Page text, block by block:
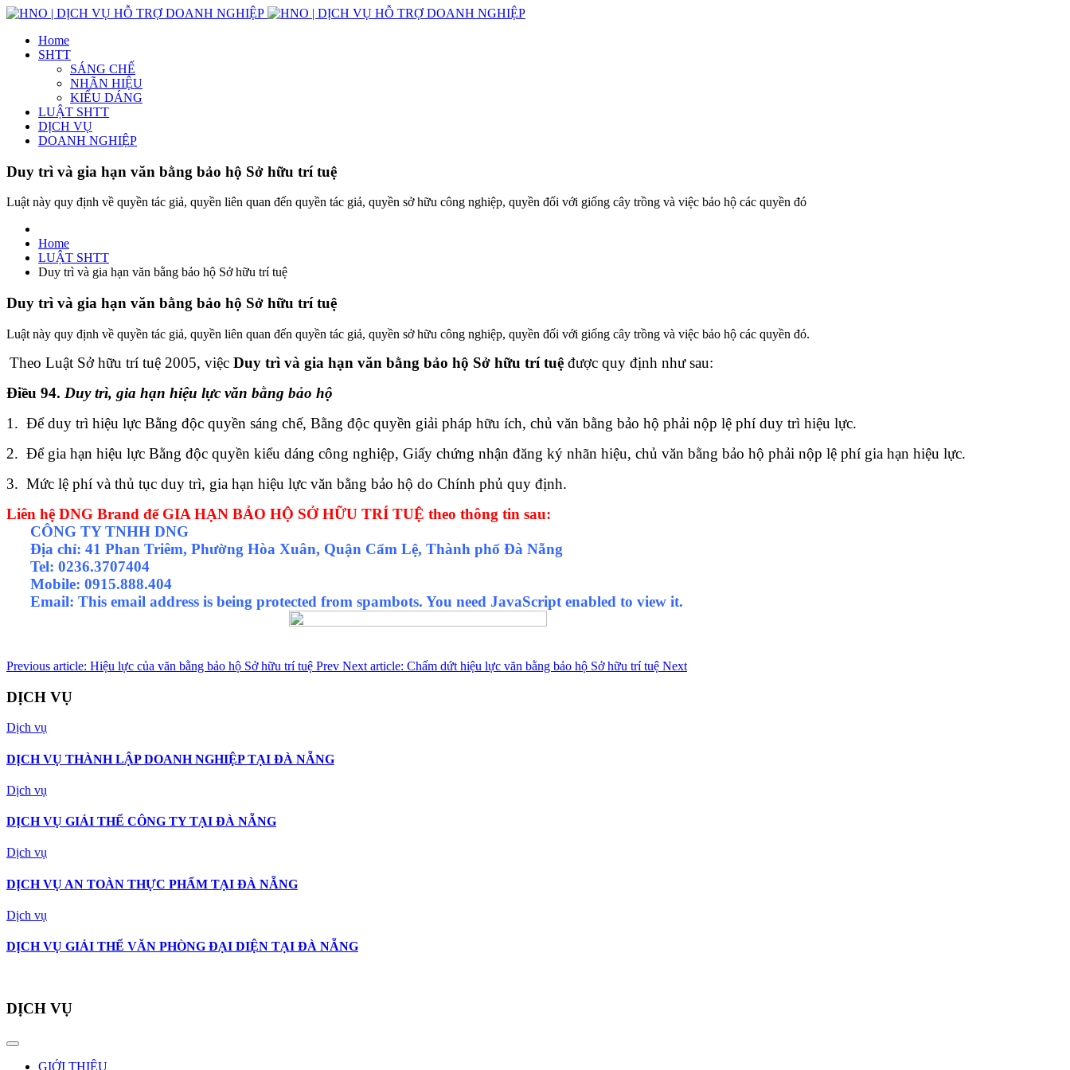
Home
SHTT
SÁNG CHẾ
NHÃN HIỆU
KIỂU DÁNG
LUẬT SHTT
DỊCH VỤ
DOANH NGHIỆP
Duy trì và gia hạn văn bằng bảo hộ Sở hữu trí tuệ
Luật này quy định về quyền tác giả, quyền liên quan đến quyền tác giả, quyền sở hữu công nghiệp, quyền đối với giống cây trồng và việc bảo hộ các quyền đó
Home
LUẬT SHTT
Duy trì và gia hạn văn bằng bảo hộ Sở hữu trí tuệ
Duy trì và gia hạn văn bằng bảo hộ Sở hữu trí tuệ
Luật này quy định về quyền tác giả, quyền liên quan đến quyền tác giả, quyền sở hữu công nghiệp, quyền đối với giống cây trồng và việc bảo hộ các quyền đó.
Theo Luật Sở hữu trí tuệ 2005, việc Duy trì và gia hạn văn bằng bảo hộ Sở hữu trí tuệ được quy định như sau:
Điều 94. Duy trì, gia hạn hiệu lực văn bằng bảo hộ
1. Để duy trì hiệu lực Bằng độc quyền sáng chế, Bằng độc quyền giải pháp hữu ích, chủ văn bằng bảo hộ phải nộp lệ phí duy trì hiệu lực.
2. Để gia hạn hiệu lực Bằng độc quyền kiểu dáng công nghiệp, Giấy chứng nhận đăng ký nhãn hiệu, chủ văn bằng bảo hộ phải nộp lệ phí gia hạn hiệu lực.
3. Mức lệ phí và thủ tục duy trì, gia hạn hiệu lực văn bằng bảo hộ do Chính phủ quy định.
Liên hệ DNG Brand để GIA HẠN BẢO HỘ SỞ HỮU TRÍ TUỆ theo thông tin sau:
CÔNG TY TNHH DNG
Địa chỉ: 41 Phan Triêm, Phường Hòa Xuân, Quận Cẩm Lệ, Thành phố Đà Nẵng
Tel: 0236.3707404
Mobile: 0915.888.404
Email: This email address is being protected from spambots. You need JavaScript enabled to view it.
Previous article: Hiệu lực của văn bằng bảo hộ Sở hữu trí tuệ Prev Next article: Chấm dứt hiệu lực văn bằng bảo hộ Sở hữu trí tuệ Next
DỊCH VỤ
Dịch vụ
DỊCH VỤ THÀNH LẬP DOANH NGHIỆP TẠI ĐÀ NẴNG
Dịch vụ
DỊCH VỤ GIẢI THỂ CÔNG TY TẠI ĐÀ NẴNG
Dịch vụ
DỊCH VỤ AN TOÀN THỰC PHẨM TẠI ĐÀ NẴNG
Dịch vụ
DỊCH VỤ GIẢI THỂ VĂN PHÒNG ĐẠI DIỆN TẠI ĐÀ NẴNG
DỊCH VỤ
GIỚI THIỆU